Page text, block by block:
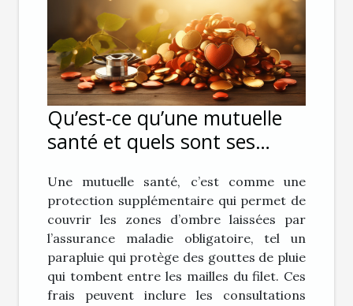
Qu’est-ce qu’une mutuelle
santé et quels sont ses
Une mutuelle santé, c’est comme une
protection supplémentaire qui permet de
couvrir les zones d’ombre laissées par
l’assurance maladie obligatoire, tel un
parapluie qui protège des gouttes de pluie
qui tombent entre les mailles du filet. Ces
frais peuvent inclure les consultations